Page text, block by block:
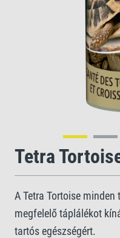
Tetra
A Tetra Tortoise
megfelelő táplálékot
tartós egészségért.